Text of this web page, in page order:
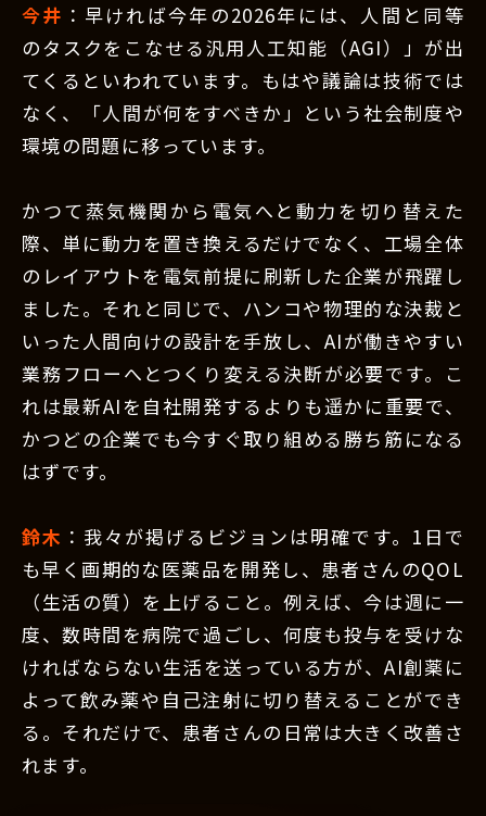
今井 ：早ければ今年の2026年には、人間と同等
のタスクをこなせる汎用人工知能（AGI）」が出
てくるといわれています。もはや議論は技術では
なく、「人間が何をすべきか」という社会制度や
環境の問題に移っています。
かつて蒸気機関から電気へと動力を切り替えた
際、単に動力を置き換えるだけでなく、工場全体
のレイアウトを電気前提に刷新した企業が飛躍し
ました。それと同じで、ハンコや物理的な決裁と
いった人間向けの設計を手放し、AIが働きやすい
業務フローへとつくり変える決断が必要です。こ
れは最新AIを自社開発するよりも遥かに重要で、
かつどの企業でも今すぐ取り組める勝ち筋になる
はずです。
鈴木 ：我々が掲げるビジョンは明確です。1日で
も早く画期的な医薬品を開発し、患者さんのQOL
（生活の質）を上げること。例えば、今は週に一
度、数時間を病院で過ごし、何度も投与を受けな
ければならない生活を送っている方が、AI創薬に
よって飲み薬や自己注射に切り替えることができ
る。それだけで、患者さんの日常は大きく改善さ
れます。